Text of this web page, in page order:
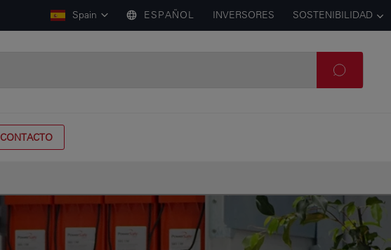
Spain ESPAÑOL INVERSORES SOSTENIBILIDAD
CONTACTO